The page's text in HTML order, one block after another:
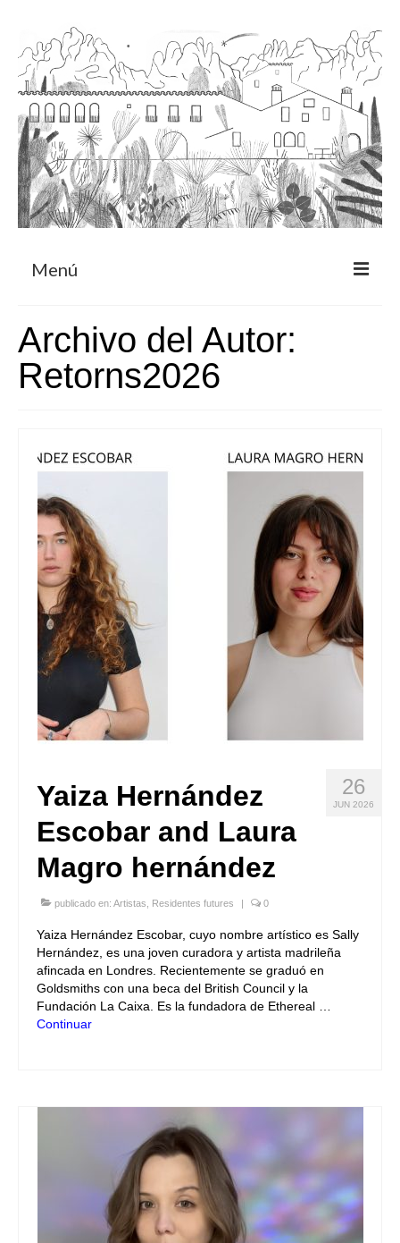
Menú
Programa de residencia
CRUCERO
Archivo
Contacto
Idioma:
Archivo del Autor:
Retorns2026
26
JUN 2026
Yaiza Hernández
Escobar and Laura
Magro hernández
publicado en: Artistas Residentes futures | 0
Yaiza Hernández Escobar, cuyo nombre artístico es Sally
Hernández, es una joven curadora y artista madrileña
afincada en Londres. Recientemente se graduó en
Goldsmiths con una beca del British Council y la
Fundación La Caixa. Es la fundadora de Ethereal …
Continuar